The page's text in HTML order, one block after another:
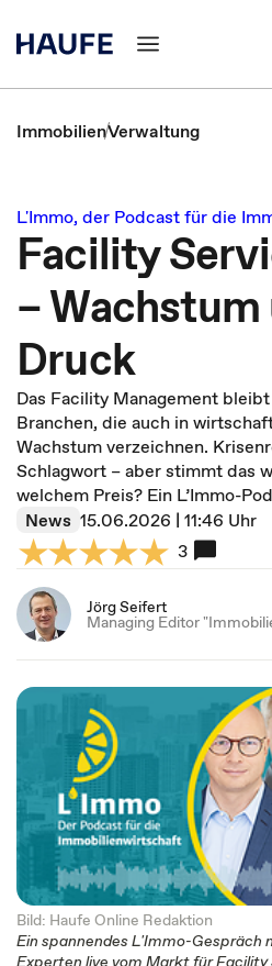
ImmobilienVerwaltung
L'Immo, der Podcast für die
Facility
–
Druck
Das Facility Management
Branchen, die auch in
Wachstum verzeichnen.
Schlagwort – aber stimmt das
welchem Preis? Ein L’Immo-
News 15.06.2026 | 11:46 Uhr
3
Jörg Seifert
Managing Editor
Bild: Haufe Online Redaktion
Ein spannendes L'Immo-Gespräch
Experten live vom Markt für Facility